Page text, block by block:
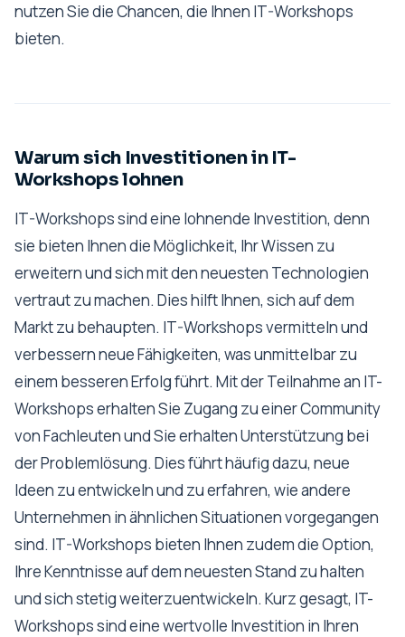
nutzen Sie die Chancen, die Ihnen IT-Workshops
bieten.
Warum sich Investitionen in IT-
Workshops lohnen
IT-Workshops sind eine lohnende Investition, denn
sie bieten Ihnen die Möglichkeit, Ihr Wissen zu
erweitern und sich mit den neuesten Technologien
vertraut zu machen. Dies hilft Ihnen, sich auf dem
Markt zu behaupten. IT-Workshops vermitteln und
verbessern neue Fähigkeiten, was unmittelbar zu
einem besseren Erfolg führt. Mit der Teilnahme an IT-
Workshops erhalten Sie Zugang zu einer Community
von Fachleuten und Sie erhalten Unterstützung bei
der Problemlösung. Dies führt häufig dazu, neue
Ideen zu entwickeln und zu erfahren, wie andere
Unternehmen in ähnlichen Situationen vorgegangen
sind. IT-Workshops bieten Ihnen zudem die Option,
Ihre Kenntnisse auf dem neuesten Stand zu halten
und sich stetig weiterzuentwickeln. Kurz gesagt, IT-
Workshops sind eine wertvolle Investition in Ihren